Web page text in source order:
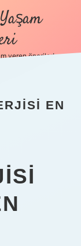
veren öneriler!
EN